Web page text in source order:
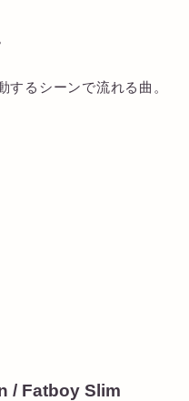
るシーンで流れる曲。
/ Fatboy Slim